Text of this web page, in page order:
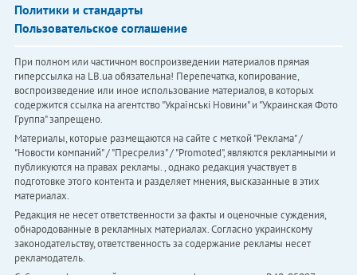
Политики и стандарты
Пользовательское соглашение
При полном или частичном воспроизведении материалов прямая
гиперссылка на LB.ua обязательна! Перепечатка, копирование,
воспроизведение или иное использование материалов, в которых
содержится ссылка на агентство "Українськi Новини" и "Украинская Фото
Группа" запрещено.
Материалы, которые размещаются на сайте с меткой "Реклама" /
"Новости компаний" / "Пресрелиз" / "Promoted", являются рекламными и
публикуются на правах рекламы. , однако редакция участвует в
подготовке этого контента и разделяет мнения, высказанные в этих
материалах.
Редакция не несет ответственности за факты и оценочные суждения,
обнародованные в рекламных материалах. Согласно украинскому
законодательству, ответственность за содержание рекламы несет
рекламодатель.